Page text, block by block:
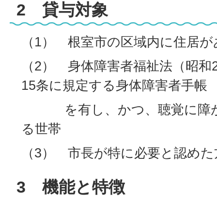
2 貸与対象
（1） 根室市の区域内に住居が
（2） 身体障害者福祉法（昭和
15条に規定する身体障害者手帳
を有し、かつ、聴覚に障が
る世帯
（3） 市長が特に必要と認めた
3 機能と特徴